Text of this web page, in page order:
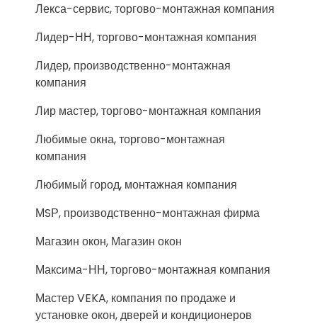
Лекса-сервис, торгово-монтажная компания
Лидер-НН, торгово-монтажная компания
Лидер, производственно-монтажная
компания
Лир мастер, торгово-монтажная компания
Любимые окна, торгово-монтажная
компания
Любимый город, монтажная компания
МSР, производственно-монтажная фирма
Магазин окон, Магазин окон
Максима-НН, торгово-монтажная компания
Мастер VEKA, компания по продаже и
установке окон, дверей и кондиционеров